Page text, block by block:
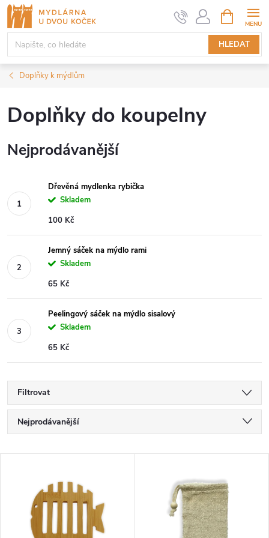
Přejít
obsah
HLEDAT
NÁKUPNÍ
KOŠÍK
Doplňky k mýdlům
Doplňky do koupelny
Nejprodávanější
Dřevěná mydlenka rybička
Skladem
100 Kč
Jemný sáček na mýdlo rami
Skladem
65 Kč
Peelingový sáček na mýdlo sisalový
Skladem
65 Kč
Filtrovat
Ř
a
Nejprodávanější
Abecedně